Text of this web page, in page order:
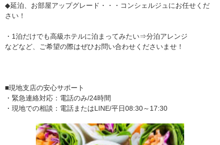
◆延泊、お部屋アップグレード・・・コンシェルジュにお任せくだ
さい！
・1泊だけでも高級ホテルに泊まってみたい⇒分泊アレンジ
などなど、ご希望の際はぜひお問い合わせくださいませ！
■現地支店の安心サポート
・緊急連絡対応：電話のみ/24時間
・現地での相談：電話またはLINE/平日08:30～17:30